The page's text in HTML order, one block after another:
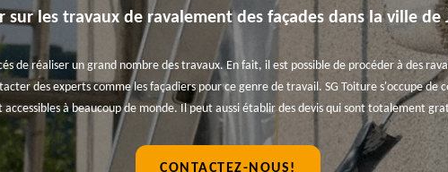
sur les travaux de ravalement des façades dans la ville
de réaliser un grand nombre des travaux. En fait, il est possible de procéder à des
des experts comme les façadiers pour ce genre de travail. SG Toiture s'occupe de
à beaucoup de monde. Il peut aussi établir des devis qui sont totalement
CONTACTEZ-NOUS!